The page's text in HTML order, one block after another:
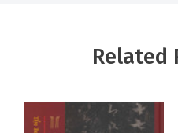
Related